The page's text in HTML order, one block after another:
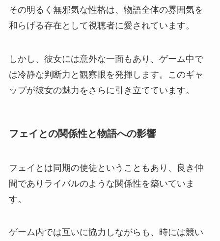
その明るく無邪気な性格は、物語全体の雰囲気を
和らげる存在として視聴者に愛されています。
しかし、彼女には意外な一面もあり、ゲーム中で
は冷静な判断力と観察眼を発揮します。このギャ
ップが彼女の魅力をさらに引き立てています。
フェイとの関係性と物語への影響
フェイとは同期の使徒ということもあり、良き仲
間でありライバルのような関係性を築いていま
す。
ゲーム内では互いに協力しながらも、時には競い